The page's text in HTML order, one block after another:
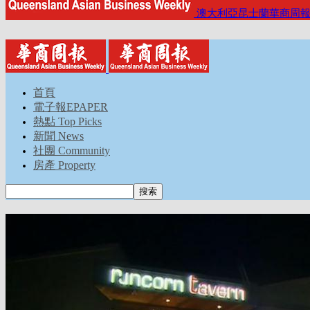
澳大利亞昆士蘭華商周報
首頁
電子報EPAPER
熱點 Top Picks
新聞 News
社團 Community
房產 Property